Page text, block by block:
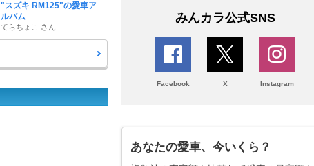
"スズキ RM125"の愛車ア
ルバム
てらちょこ さん
みんカラ公式SNS
Facebook X Instagram
あなたの愛車、今いくら？